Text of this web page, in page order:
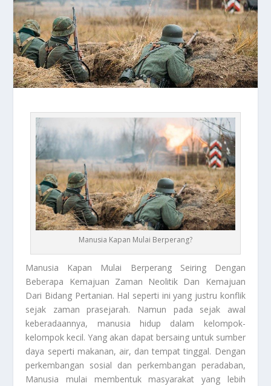
Manusia Kapan Mulai Berperang?
Manusia Kapan Mulai Berperang Seiring Dengan
Beberapa Kemajuan Zaman Neolitik Dan Kemajuan
Dari Bidang Pertanian. Hal seperti ini yang justru konflik
sejak zaman prasejarah. Namun pada sejak awal
keberadaannya, manusia hidup dalam kelompok-
kelompok kecil. Yang akan dapat bersaing untuk sumber
daya seperti makanan, air, dan tempat tinggal. Dengan
perkembangan sosial dan perkembangan peradaban,
Manusia mulai membentuk masyarakat yang lebih